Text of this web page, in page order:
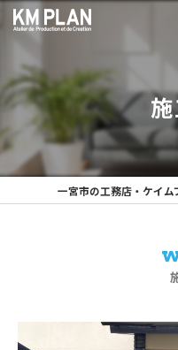
一宮市の工務店・ケイム